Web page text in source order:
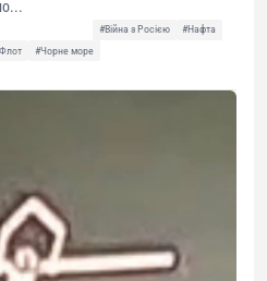
#Війна з Росією
#Нафта
#Чорне море